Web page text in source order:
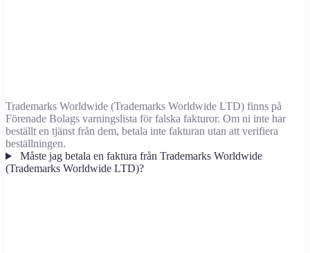
Trademarks Worldwide (Trademarks Worldwide LTD) finns på
Förenade Bolags varningslista för falska fakturor. Om ni inte har
beställt en tjänst från dem, betala inte fakturan utan att verifiera
beställningen.
Måste jag betala en faktura från Trademarks Worldwide
(Trademarks Worldwide LTD)?